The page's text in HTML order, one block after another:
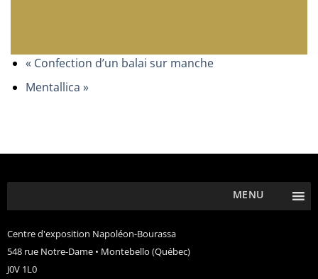
«Confection d’un balai sur manche
Mentallica »
MENU
Centre d'exposition Napoléon-Bourassa
548 rue Notre-Dame • Montebello (Québec)
J0V 1L0